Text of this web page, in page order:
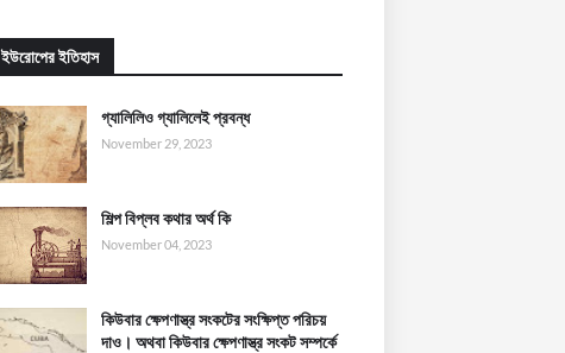
ইউরোপের ইতিহাস
গ্যালিলিও গ্যালিলেই প্রবন্ধ
November 29, 2023
শিল্প বিপ্লব কথার অর্থ কি
November 04, 2023
কিউবার ক্ষেপণাস্ত্র সংকটের সংক্ষিপ্ত পরিচয়
দাও। অথবা কিউবার ক্ষেপণাস্ত্র সংকট সম্পর্কে